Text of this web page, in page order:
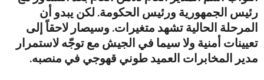
رئيس الجمهورية ورئيس الحكومة. لكن يبدو أن
المرحلة الحالية تشهد متغيرات. وسيصار لاحقاً إلى
تعيينات أمنية ولا سيما في الجيش مع توجّه لاستمرار
مدير المخابرات العميد طوني قهوجي في منصبه.